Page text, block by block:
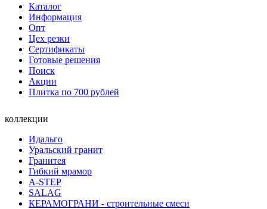
Каталог
Информация
Опт
Цех резки
Сертификаты
Готовые решения
Поиск
Акции
Плитка по 700 рублей
коллекции
Идальго
Уральский гранит
Гранитея
Гибкий мрамор
A-STEP
SALAG
КЕРАМОГРАНИ - строительные смеси